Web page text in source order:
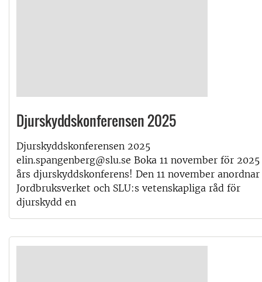
Djurskyddskonferensen 2025
Djurskyddskonferensen 2025
elin.spangenberg@slu.se Boka 11 november för 2025
års djurskyddskonferens! Den 11 november anordnar
Jordbruksverket och SLU:s vetenskapliga råd för
djurskydd en